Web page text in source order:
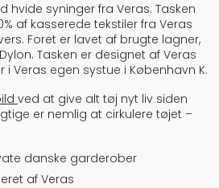
hvide syninger fra Veras. Tasken
af kasserede tekstiler fra Veras
Foret er lavet af brugte lagner,
Tasken er designet af Veras
Veras egen systue i København K.
ved at give alt tøj nyt liv siden
er nemlig at cirkulere tøjet –
danske garderober
af Veras